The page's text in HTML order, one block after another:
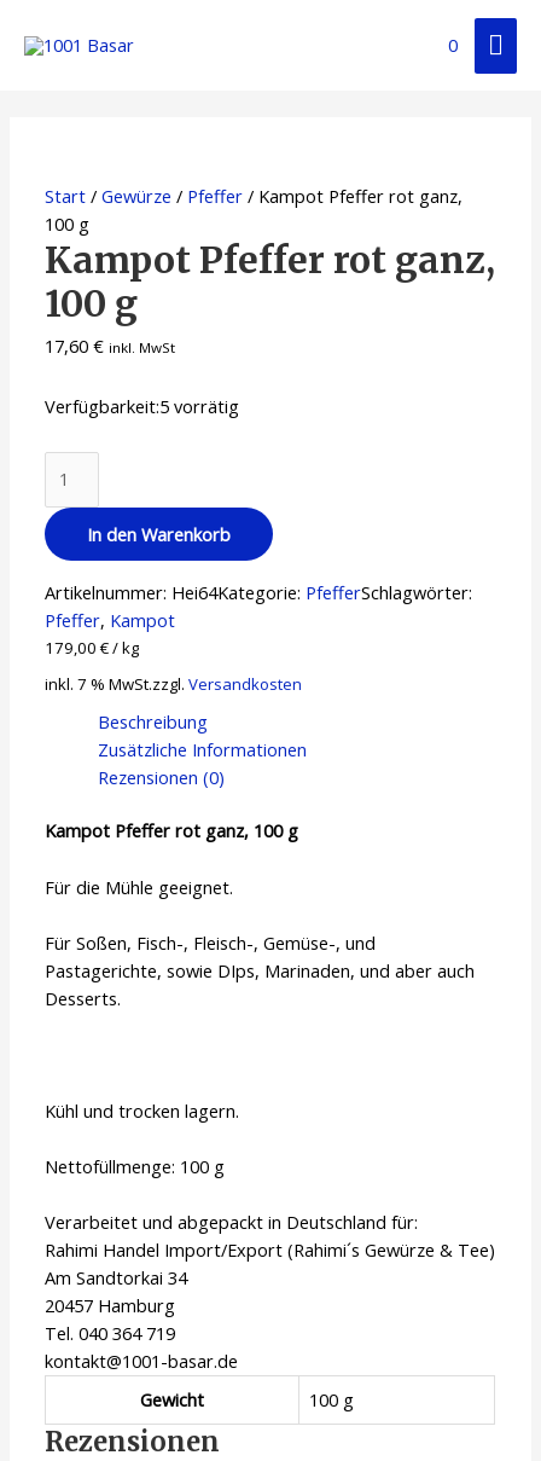
0
Start /Gewürze / Pfeffer / Kampot Pfeffer rot ganz,
100 g
Kampot Pfeffer rot ganz,
100 g
17,60€ inkl. MwSt
Verfügbarkeit:5 vorrätig
In den Warenkorb
Artikelnummer: Hei64Kategorie: PfefferSchlagwörter:
Pfeffer, Kampot
179,00€/kg
inkl. 7 % MwSt.zzgl.Versandkosten
Beschreibung
Zusätzliche Informationen
Rezensionen (0)
Kampot Pfeffer rot ganz, 100 g
Für die Mühle geeignet.
Für Soßen, Fisch-, Fleisch-, Gemüse-, und
Pastagerichte, sowie DIps, Marinaden, und aber auch
Desserts.
Kühl und trocken lagern.
Nettofüllmenge: 100 g
Verarbeitet und abgepackt in Deutschland für:
Rahimi Handel Import/Export (Rahimi´s Gewürze & Tee)
Am Sandtorkai 34
20457 Hamburg
Tel. 040 364 719
kontakt@1001-basar.de
Gewicht
100 g
Rezensionen